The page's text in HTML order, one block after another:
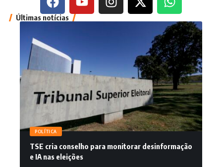
Últimas notícias
POLÍTICA
TSE cria conselho para monitorar desinformação
e IA nas eleições